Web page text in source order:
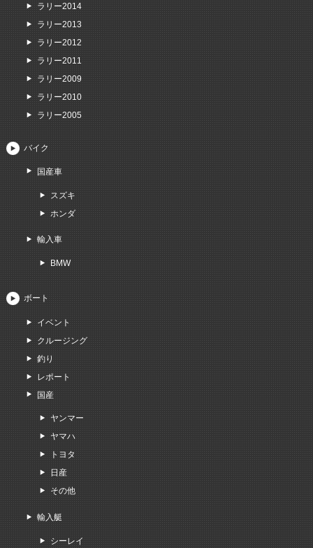
ラリー2014
ラリー2013
ラリー2012
ラリー2011
ラリー2009
ラリー2010
ラリー2005
バイク
国産車
スズキ
ホンダ
輸入車
BMW
ボート
イベント
クルージング
釣り
レポート
国産
ヤンマー
ヤマハ
トヨタ
日産
その他
輸入艇
シーレイ